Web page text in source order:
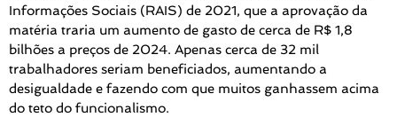
Informações Sociais (RAIS) de 2021, que a aprovação da
matéria traria um aumento de gasto de cerca de R$ 1,8
bilhões a preços de 2024. Apenas cerca de 32 mil
trabalhadores seriam beneficiados, aumentando a
desigualdade e fazendo com que muitos ganhassem acima
do teto do funcionalismo.